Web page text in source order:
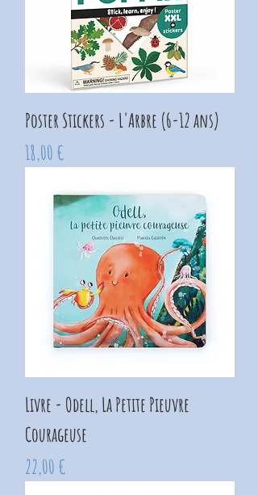
Poster Stickers - L'Arbre (6-12 ans)
Prix
18,00 €
Livre - Odell, La Petite Pieuvre
Courageuse
Prix
22,00 €